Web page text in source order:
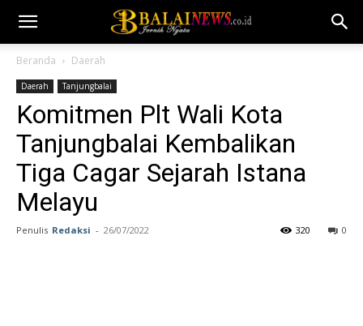
Beranda Daerah
Daerah Tanjungbalai
Komitmen Plt Wali Kota
Tanjungbalai Kembalikan
Tiga Cagar Sejarah Istana
Melayu
Penulis Redaksi - 26/07/2022 0
320